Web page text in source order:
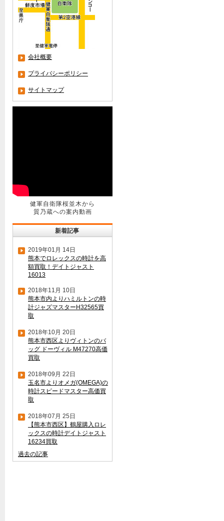
会社概要
プライバシーポリシー
サイトマップ
健軍自衛隊桜並木から
質乃蔵への案内動画
新着記事
2019年01月 14日
熊本でロレックスの時計を高
額買取！デイトジャスト
16013
2018年11月 10日
熊本市内よりハミルトンの時
計ジャズマスターH32565買
取
2018年10月 20日
熊本市西区よりヴィトンのバ
ッグ ドーヴィル M47270高価
買取
2018年09月 22日
玉名市よりオメガ(OMEGA)の
時計スピードマスター高価買
取
2018年07月 25日
【熊本市西区】鶴屋購入ロレ
ックスの時計デイトジャスト
16234買取
過去の記事